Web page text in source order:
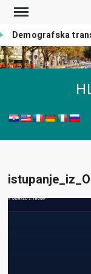
Skip
content
Demografska